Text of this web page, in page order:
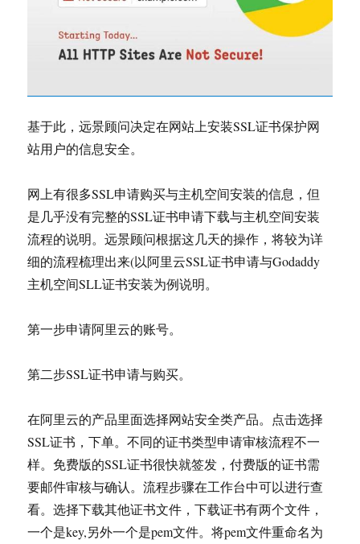
基于此，远景顾问决定在网站上安装SSL证书保护网
站用户的信息安全。
网上有很多SSL申请购买与主机空间安装的信息，但
是几乎没有完整的SSL证书申请下载与主机空间安装
流程的说明。远景顾问根据这几天的操作，将较为详
细的流程梳理出来(以阿里云SSL证书申请与Godaddy
主机空间SLL证书安装为例说明。
第一步申请阿里云的账号。
第二步SSL证书申请与购买。
在阿里云的产品里面选择网站安全类产品。点击选择
SSL证书，下单。不同的证书类型申请审核流程不一
样。免费版的SSL证书很快就签发，付费版的证书需
要邮件审核与确认。流程步骤在工作台中可以进行查
看。选择下载其他证书文件，下载证书有两个文件，
一个是key,另外一个是pem文件。将pem文件重命名为